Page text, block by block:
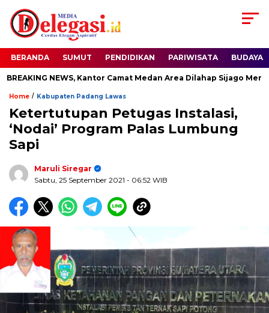
BERANDA SUMUT PENDIDIKAN PARIWISATA BUDAYA
NEWS, Kantor Camat Medan Area Dilahap Sijago Merah
Home / Kabupaten Padang Lawas
Ketertutupan Petugas Instalasi,
‘Nodai’ Program Palas Lumbung
Sapi
Maruli Siregar
Sabtu, 25 September 2021 - 06:52 WIB